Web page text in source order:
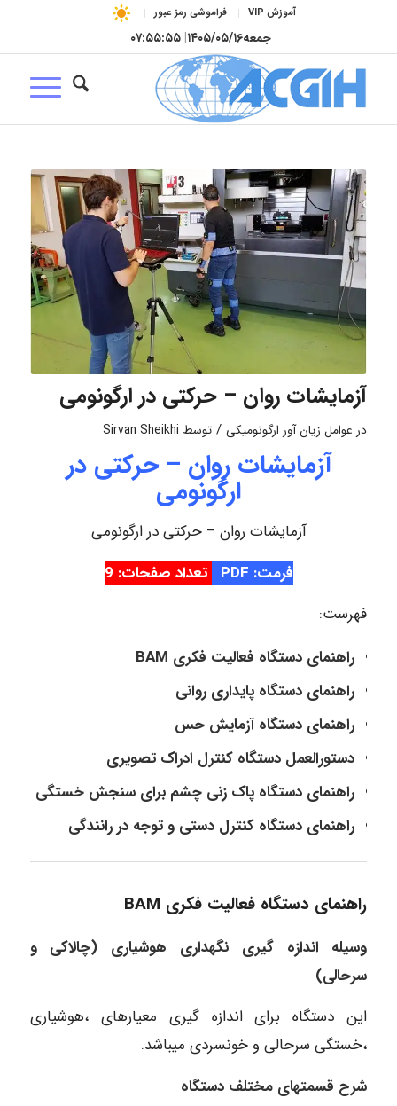
آموزش VIP فراموشی رمز عبور
جمعه۱۴۰۵/۰۵/۱۶| ۰۷:۵۵:۵۶
آزمایشات روان – حرکتی در ارگونومی
در عوامل زیان آور ارگونومیکی / توسط Sirvan Sheikhi
آزمایشات روان – حرکتی در
ارگونومی
آزمایشات روان – حرکتی در ارگونومی
فرمت: PDF
تعداد صفحات: 9
فهرست:
راهنمای دستگاه فعالیت فکری BAM
راهنمای دستگاه پایداری روانی
راهنمای دستگاه آزمایش حس
دستورالعمل دستگاه کنترل ادراک تصویری
راهنمای دستگاه پاک زنی چشم برای سنجش خستگی
راهنمای دستگاه کنترل دستی و توجه در رانندگی
راهنمای دستگاه فعالیت فکری BAM
وسیله اندازه گیری نگهداری هوشیاری (چالاکی و
سرحالی)
این دستگاه برای اندازه گیری معیارهای ،هوشیاری
،خستگی سرحالی و خونسردی میباشد.
شرح قسمتهای مختلف دستگاه